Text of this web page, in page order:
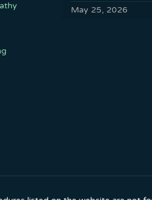
May 25, 2026